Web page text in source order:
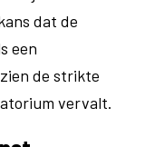
dat de
een
de strikte
vervalt.